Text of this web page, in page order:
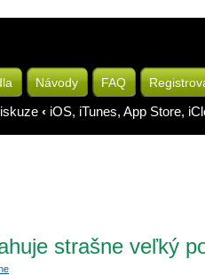
Návody FAQ
‹ iOS, iTunes, App Store,
strašne veľký